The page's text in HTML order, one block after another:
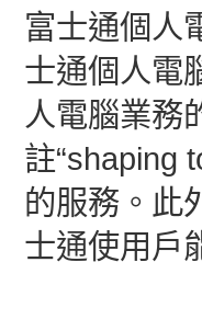
富士通個人
士通個人電
人電腦業務
註“shaping
的服務。此
士通使用戶